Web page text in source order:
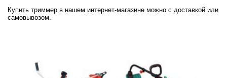
Купить триммер в нашем интернет-магазине можно с доставкой или
самовывозом.